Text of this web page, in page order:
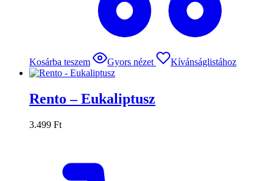
Kosárba teszem Gyors nézet Kívánságlistához
Rento – Eukaliptusz
3.499 Ft